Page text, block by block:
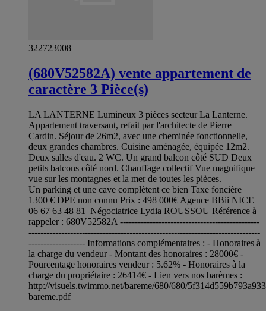
322723008
(680V52582A) vente appartement de
caractère 3 Pièce(s)
LA LANTERNE Lumineux 3 pièces secteur La Lanterne.
Appartement traversant, refait par l'architecte de Pierre
Cardin. Séjour de 26m2, avec une cheminée fonctionnelle,
deux grandes chambres. Cuisine aménagée, équipée 12m2.
Deux salles d'eau. 2 WC. Un grand balcon côté SUD Deux
petits balcons côté nord. Chauffage collectif Vue magnifique
vue sur les montagnes et la mer de toutes les pièces.
Un parking et une cave complètent ce bien Taxe foncière
1300 € DPE non connu Prix : 498 000€ Agence BBii NICE
06 67 63 48 81 Négociatrice Lydia ROUSSOU Référence à
rappeler : 680V52582A -----------------------------------------------
------------------------------------------------------------------------------
------------------- Informations complémentaires : - Honoraires à
la charge du vendeur - Montant des honoraires : 28000€ -
Pourcentage honoraires vendeur : 5.62% - Honoraires à la
charge du propriétaire : 26414€ - Lien vers nos barèmes :
http://visuels.twimmo.net/bareme/680/680/
bareme.pdf